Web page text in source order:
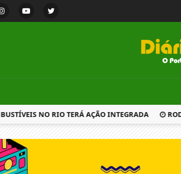
NO RIO TERÁ AÇÃO INTEGRADA